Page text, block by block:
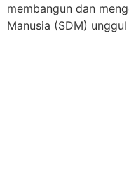
membangun dan
Manusia (SDM)